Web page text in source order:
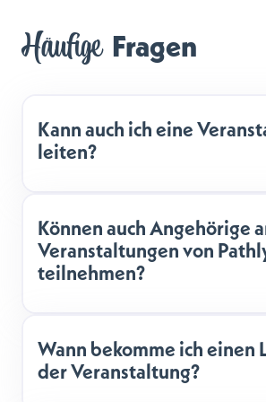
Häufige Fragen
Kann auch ich eine
leiten?
Können auch Angehörige
Veranstaltungen von
teilnehmen?
Wann bekomme ich einen
der Veranstaltung?